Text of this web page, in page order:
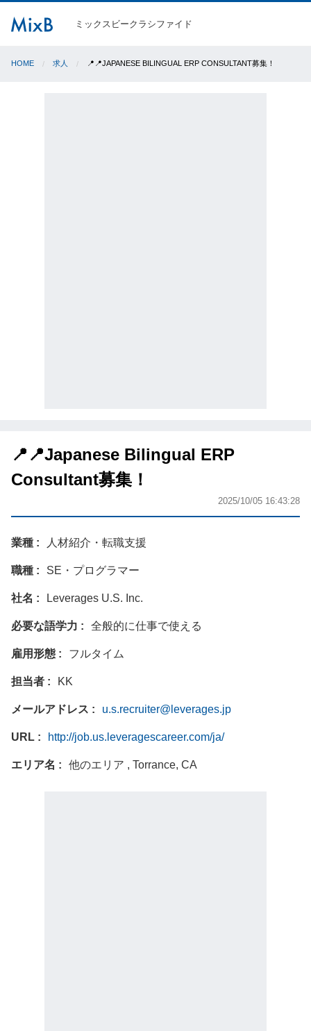
ミックスビークラシファイド
HOME 求人 📍📍JAPANESE BILINGUAL ERP CONSULTANT募集！
📍📍Japanese Bilingual ERP
Consultant募集！
2025/10/05 16:43:28
業種 人材紹介・転職支援
職種 SE・プログラマー
社名 Leverages U.S. Inc.
必要な語学力 全般的に仕事で使える
雇用形態 フルタイム
担当者 KK
メールアドレス u.s.recruiter@leverages.jp
URL http://job.us.leveragescareer.com/ja/
エリア名 他のエリア , Torrance, CA